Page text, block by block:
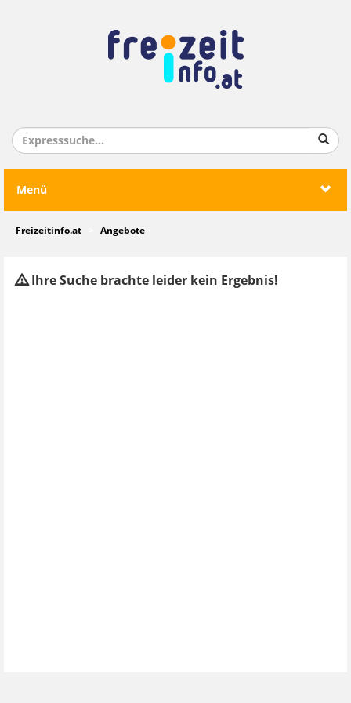
Menü
Freizeitinfo.at Angebote
Ihre Suche brachte leider kein Ergebnis!